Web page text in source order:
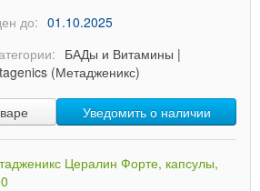
до: 01.10.2025
БАДы и Витамины |
(Метадженикс)
Уведомить о наличии
Цералин Форте, капсулы,